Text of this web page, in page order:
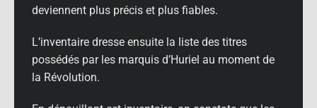
deviennent plus précis et plus fiables.
L’inventaire dresse ensuite la liste des titres
possédés par les marquis d’Huriel au moment de
la Révolution.